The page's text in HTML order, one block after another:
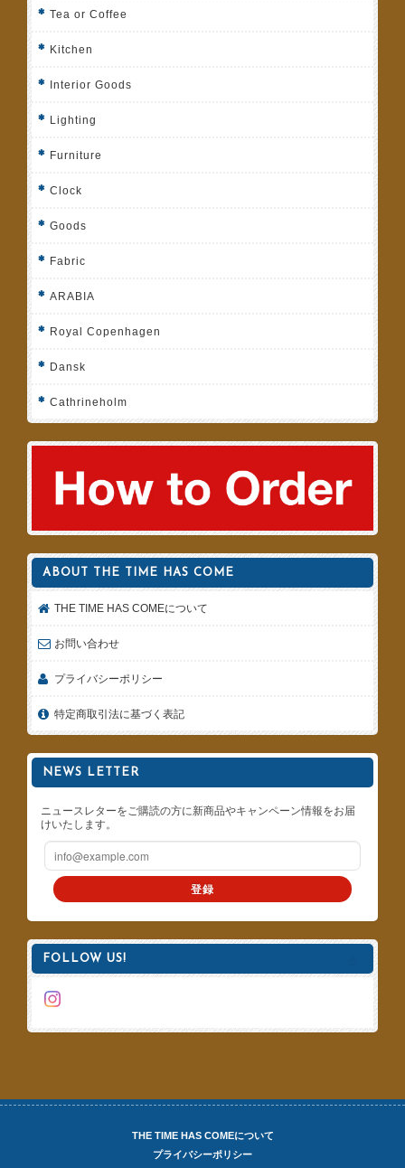
Tea or Coffee
Kitchen
Interior Goods
Lighting
Furniture
Clock
Goods
Fabric
ARABIA
Royal Copenhagen
Dansk
Cathrineholm
ABOUT THE TIME HAS COME
THE TIME HAS COMEについて
お問い合わせ
プライバシーポリシー
特定商取引法に基づく表記
NEWS LETTER
ニュースレターをご購読の方に新商品やキャンペーン情報をお届
けいたします。
登録
FOLLOW US!
THE TIME HAS COMEについて
プライバシーポリシー